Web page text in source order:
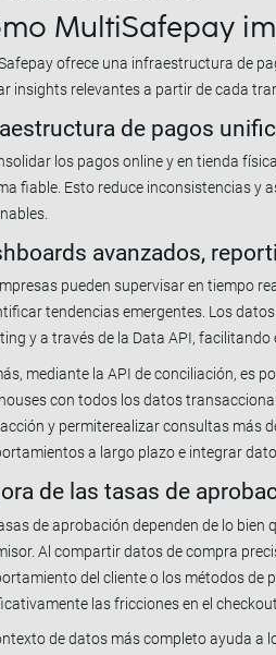
MultiSafepay
ofrece una infraestructura de
insights relevantes a partir de cada
de pagos
los pagos online y en tienda
fiable. Esto reduce inconsistencias y
avanzados,
pueden supervisar en tiempo
tendencias emergentes. Los
y a través de la Data API,
mediante la API de conciliación, es
con todos los datos
y permiterealizar consultas más
a largo plazo e integrar
de las tasas de
de aprobación dependen de lo bien
Al compartir datos de compra
del cliente o los métodos de
las fricciones en el checkout.
de datos más completo ayuda a